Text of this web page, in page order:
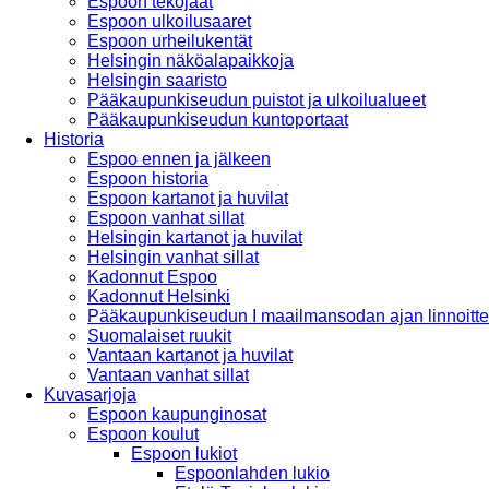
Espoon ulkoilusaaret
Espoon urheilukentät
Helsingin näköalapaikkoja
Helsingin saaristo
Pääkaupunkiseudun puistot ja ulkoilualueet
Pääkaupunkiseudun kuntoportaat
Historia
Espoo ennen ja jälkeen
Espoon historia
Espoon kartanot ja huvilat
Espoon vanhat sillat
Helsingin kartanot ja huvilat
Helsingin vanhat sillat
Kadonnut Espoo
Kadonnut Helsinki
Pääkaupunkiseudun I maailmansodan ajan
Suomalaiset ruukit
Vantaan kartanot ja huvilat
Vantaan vanhat sillat
Kuvasarjoja
Espoon kaupunginosat
Espoon koulut
Espoon lukiot
Espoonlahden lukio